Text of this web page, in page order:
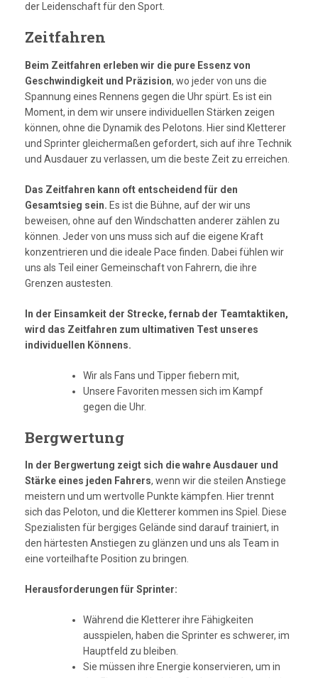
der Leidenschaft für den Sport.
Zeitfahren
Beim Zeitfahren erleben wir die pure Essenz von
Geschwindigkeit und Präzision, wo jeder von uns die
Spannung eines Rennens gegen die Uhr spürt. Es ist ein
Moment, in dem wir unsere individuellen Stärken zeigen
können, ohne die Dynamik des Pelotons. Hier sind Kletterer
und Sprinter gleichermaßen gefordert, sich auf ihre Technik
und Ausdauer zu verlassen, um die beste Zeit zu erreichen.
Das Zeitfahren kann oft entscheidend für den
Gesamtsieg sein. Es ist die Bühne, auf der wir uns
beweisen, ohne auf den Windschatten anderer zählen zu
können. Jeder von uns muss sich auf die eigene Kraft
konzentrieren und die ideale Pace finden. Dabei fühlen wir
uns als Teil einer Gemeinschaft von Fahrern, die ihre
Grenzen austesten.
In der Einsamkeit der Strecke, fernab der Teamtaktiken,
wird das Zeitfahren zum ultimativen Test unseres
individuellen Könnens.
Wir als Fans und Tipper fiebern mit,
Unsere Favoriten messen sich im Kampf
gegen die Uhr.
Bergwertung
In der Bergwertung zeigt sich die wahre Ausdauer und
Stärke eines jeden Fahrers, wenn wir die steilen Anstiege
meistern und um wertvolle Punkte kämpfen. Hier trennt
sich das Peloton, und die Kletterer kommen ins Spiel. Diese
Spezialisten für bergiges Gelände sind darauf trainiert, in
den härtesten Anstiegen zu glänzen und uns als Team in
eine vorteilhafte Position zu bringen.
Herausforderungen für Sprinter:
Während die Kletterer ihre Fähigkeiten
ausspielen, haben die Sprinter es schwerer, im
Hauptfeld zu bleiben.
Sie müssen ihre Energie konservieren, um in